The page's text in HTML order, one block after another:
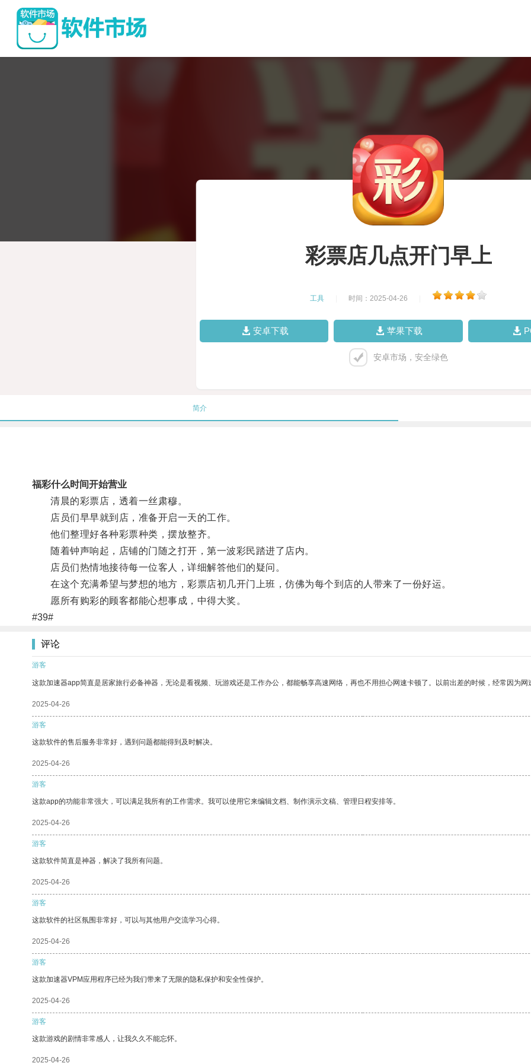
彩票店几点开门早上
工具 时间：2025-04-26
安卓下载 苹果下载
安卓市场，安全绿色
简介
福彩什么时间开始营业
清晨的彩票店，透着一丝肃穆。
店员们早早就到店，准备开启一天的工作。
他们整理好各种彩票种类，摆放整齐。
随着钟声响起，店铺的门随之打开，第一波彩民踏进了店内。
店员们热情地接待每一位客人，详细解答他们的疑问。
在这个充满希望与梦想的地方，彩票店初几开门上班，仿佛为每个到店的人带来了一份好运。
愿所有购彩的顾客都能心想事成，中得大奖。
#39#
评论
游客
这款加速器app简直是居家旅行必备神器，无论是看视频、玩游戏还是工作办公，都能畅享高速网络，再也不用担心网速卡顿了。以前出差的时候，经常因为
2025-04-26
游客
这款软件的售后服务非常好，遇到问题都能得到及时解决。
2025-04-26
游客
这款app的功能非常强大，可以满足我所有的工作需求。我可以使用它来编辑文档、制作演示文稿、管理日程安排等。
2025-04-26
游客
这款软件简直是神器，解决了我所有问题。
2025-04-26
游客
这款软件的社区氛围非常好，可以与其他用户交流学习心得。
2025-04-26
游客
这款加速器VPM应用程序已经为我们带来了无限的隐私保护和安全性保护。
2025-04-26
游客
这款游戏的剧情非常感人，让我久久不能忘怀。
2025-04-26